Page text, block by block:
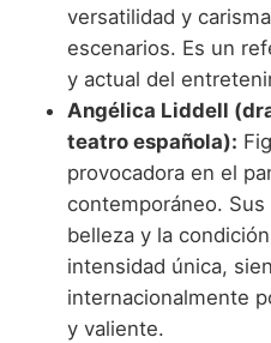
versatilidad y
escenarios. Es un
y actual del
Angélica Liddell
teatro española):
provocadora en el
contemporáneo.
belleza y la
intensidad única,
internacionalmente
y valiente.